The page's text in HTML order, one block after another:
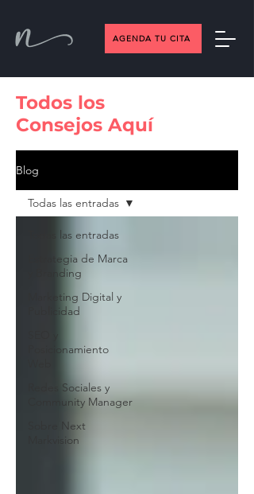
AGENDA TU CITA
Todos los
Consejos Aquí
Blog
Todas las entradas
Estrategia de Marca
y Branding
Marketing Digital y
Publicidad
Posicionamiento
Redes Sociales y
Community Manager
Sobre Next
Markvision
Todas las entradas